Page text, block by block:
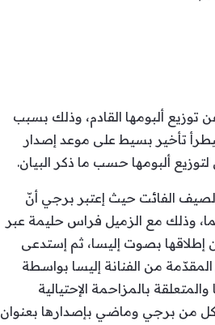
ألبومها القادم، وذلك بسبب
تأخير بسيط على موعد إصدار
ألبومها حسب ما ذكر البيان.
الفائت حيث إعتبر برجي أنّ
وذلك مع الزميل فراس حليمة عبر
إطلاقها بصوت إليسا، ثم إستدعى
من الفنانة إليسا بواسطة
بالمزاحمة الإحتيالية
كل من برجي وماضي بإصدارها بعنوان